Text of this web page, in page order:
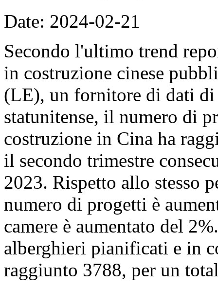
Date: 2024-02-21
Secondo l'ultimo trend
in costruzione cinese
(LE), un fornitore di dati
statunitense, il numero di
costruzione in Cina ha
il secondo trimestre
2023. Rispetto allo stesso
numero di progetti è
camere è aumentato del
alberghieri pianificati e in
raggiunto 3788, per un